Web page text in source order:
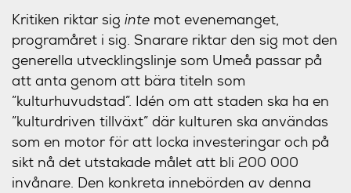
Kritiken riktar sig inte mot evenemanget,
programåret i sig. Snarare riktar den sig mot den
generella utvecklingslinje som Umeå passar på
att anta genom att bära titeln som
”kulturhuvudstad”. Idén om att staden ska ha en
”kulturdriven tillväxt” där kulturen ska användas
som en motor för att locka investeringar och på
sikt nå det utstakade målet att bli 200 000
invånare. Den konkreta innebörden av denna